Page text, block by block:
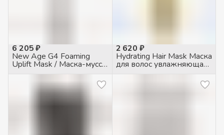
6 205 ₽
New Age G4 Foaming
Uplift Mask / Маска-мусс
лифтинг, 150мл
2 620 ₽
Hydrating Hair Mask Маска
для волос увлажняющая,